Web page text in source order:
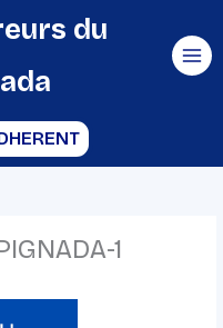
du
1